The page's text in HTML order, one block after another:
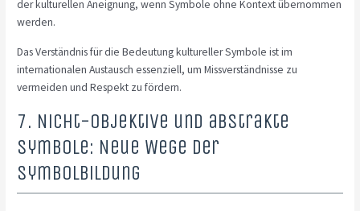
der kulturellen Aneignung, wenn Symbole ohne Kontext übernommen
werden.
Das Verständnis für die Bedeutung kultureller Symbole ist im
internationalen Austausch essenziell, um Missverständnisse zu
vermeiden und Respekt zu fördern.
7. Nicht-objektive und abstrakte
Symbole: Neue Wege der
Symbolbildung